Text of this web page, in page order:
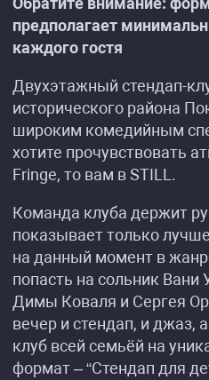
предполагает
каждого гостя
Двухэтажный стендап-
исторического района
широким комедийным
хотите прочувствовать
Fringe, то вам в STILL.
Команда клуба держит
показывает только
на данный момент в
попасть на сольник Вани
Димы Коваля и Сергея
вечер и стендап, и джаз,
клуб всей семьёй на
формат – “Стендап для